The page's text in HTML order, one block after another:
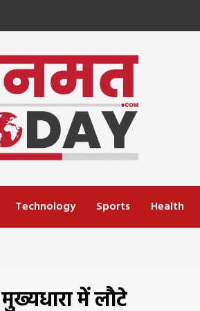
Technology Sports Health
में लौटे